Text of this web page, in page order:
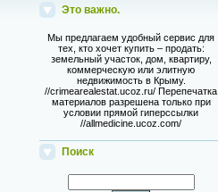
Это важно.
Мы предлагаем удобный сервис для
тех, кто хочет купить – продать:
земельный участок, дом, квартиру,
коммерческую или элитную
недвижимость в Крыму.
//crimearealestat.ucoz.ru/ Перепечатка
материалов разрешена только при
условии прямой гиперссылки
//allmedicine.ucoz.com/
Поиск